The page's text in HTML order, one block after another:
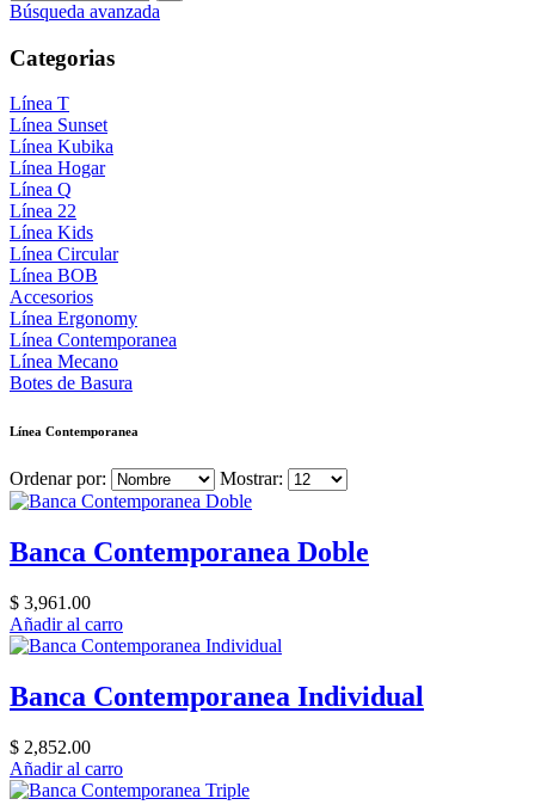
Búsqueda avanzada
Categorias
Línea T
Línea Sunset
Línea Kubika
Línea Hogar
Línea Q
Línea 22
Línea Kids
Línea Circular
Línea BOB
Accesorios
Línea Ergonomy
Línea Contemporanea
Línea Mecano
Botes de Basura
Línea Contemporanea
Ordenar por: Mostrar:
Banca Contemporanea Doble
$ 3,961.00
Añadir al carro
Banca Contemporanea Individual
$ 2,852.00
Añadir al carro